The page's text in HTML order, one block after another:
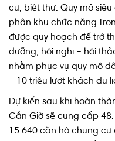
phân khu chức
được quy hoạch để trở
dưỡng, hội nghị – hội
nhằm phục vụ quy mô
– 10 triệu lượt khách du
Dự kiến sau khi hoàn
Cần Giờ sẽ cung cấp
15.640 căn hộ chung
mẽ cho thị trường bất